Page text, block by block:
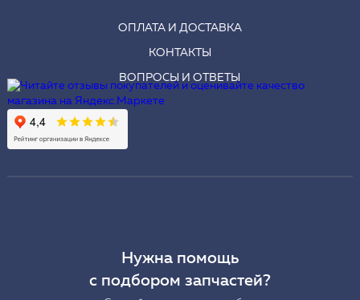
ОПЛАТА И ДОСТАВКА
КОНТАКТЫ
ВОПРОСЫ И ОТВЕТЫ
Нужна помощь
с подбором запчастей?